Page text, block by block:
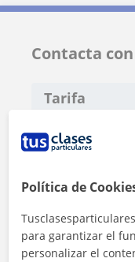
Contacta
Tarifa
1ª clase gratis
Política de
para garantizar el
personalizar el